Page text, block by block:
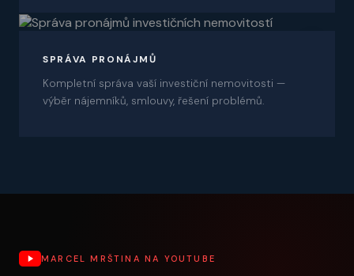
SPRÁVA PRONÁJMŮ
Kompletní správa vaší investiční nemovitosti —
výběr nájemníků, smlouvy, řešení problémů.
MARCEL MRŠTINA NA YOUTUBE